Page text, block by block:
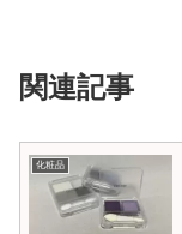
関連記事
化粧品